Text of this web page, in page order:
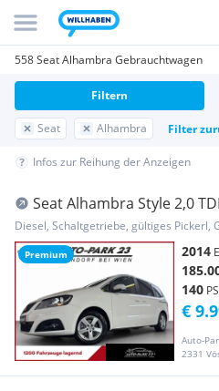
558 Seat Alhambra Gebrauchtwagen
Seat Alhambra Filter
Filtern
Infos zur Reihung der Anzeigen
Premium
Seat Alhambra Style 2,0
4WD**LEDER*NAVI*PANOR...
Diesel, Schaltgetriebe, gültiges Pickerl,
2014
140
Auto-
2331
€